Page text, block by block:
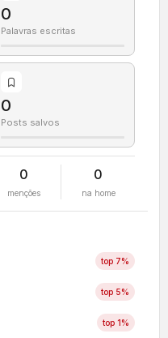
0
Palavras escritas
0
Posts salvos
0
menções
0
na home
top 7%
top 5%
top 1%